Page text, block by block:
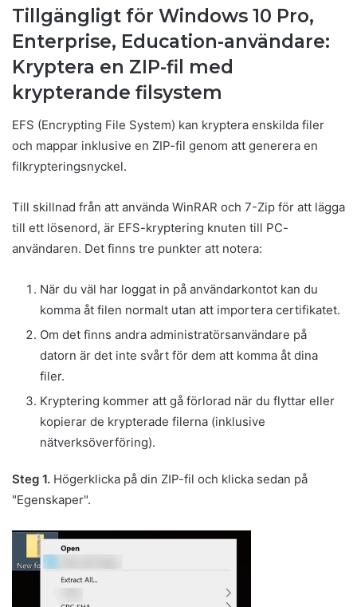
Tillgängligt för Windows 10 Pro,
Enterprise, Education-användare:
Kryptera en ZIP-fil med
krypterande filsystem
EFS (Encrypting File System) kan kryptera enskilda filer
och mappar inklusive en ZIP-fil genom att generera en
filkrypteringsnyckel.
Till skillnad från att använda WinRAR och 7-Zip för att lägga
till ett lösenord, är EFS-kryptering knuten till PC-
användaren. Det finns tre punkter att notera:
När du väl har loggat in på användarkontot kan du
komma åt filen normalt utan att importera certifikatet.
Om det finns andra administratörsanvändare på
datorn är det inte svårt för dem att komma åt dina
filer.
Kryptering kommer att gå förlorad när du flyttar eller
kopierar de krypterade filerna (inklusive
nätverksöverföring).
Steg 1. Högerklicka på din ZIP-fil och klicka sedan på
"Egenskaper".